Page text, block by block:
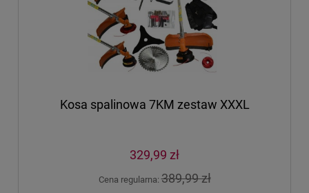
Kosa spalinowa 7KM zestaw XXXL
329,99 zł
Cena regularna:389,99 zł